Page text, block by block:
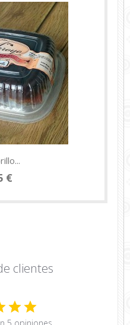
€
clientes
5 opiniones